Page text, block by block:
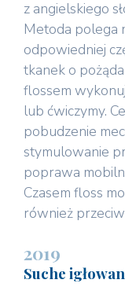
z angielskiego
Metoda polega
odpowiedniej
tkanek o
flossem
lub ćwiczymy.
pobudzenie
stymulowanie
poprawa
Czasem floss
również
2019
Suche